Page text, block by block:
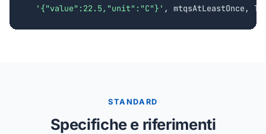
'{"value":22.5,"unit":"C"}' , mtqsAtLeastOnce,
STANDARD
Specifiche e riferimenti